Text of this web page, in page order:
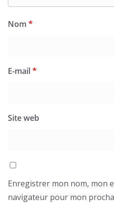
Nom *
E-mail*
Site web
Enregistrer mon nom, mon
navigateur pour mon